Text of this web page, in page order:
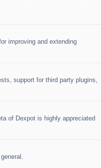
improving and extending
support for third party plugins,
of Dexpot is highly appreciated